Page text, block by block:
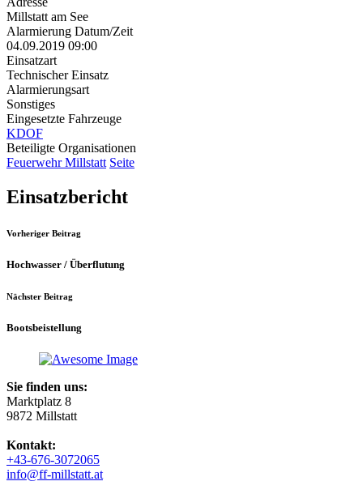
Millstatt am See
Alarmierung Datum/Zeit
04.09.2019 09:00
Einsatzart
Technischer Einsatz
Alarmierungsart
Sonstiges
Eingesetzte Fahrzeuge
KDOF
Beteiligte Organisationen
Feuerwehr Millstatt Seite
Einsatzbericht
Vorheriger Beitrag
Hochwasser / Überflutung
Nächster Beitrag
Bootsbeistellung
Sie finden uns:
Marktplatz 8
9872 Millstatt
Kontakt:
+43-676-3072065
info@ff-millstatt.at